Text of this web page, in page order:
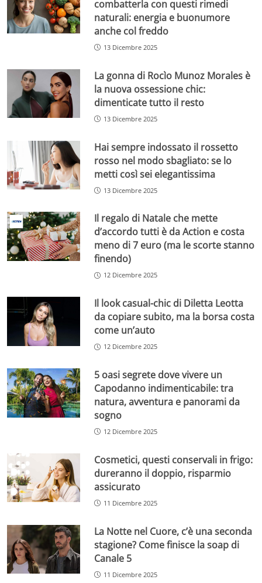
combatterla con questi rimedi
naturali: energia e buonumore
anche col freddo
13 Dicembre 2025
La gonna di Rocìo Munoz Morales è
la nuova ossessione chic:
dimenticate tutto il resto
13 Dicembre 2025
Hai sempre indossato il rossetto
rosso nel modo sbagliato: se lo
metti così sei elegantissima
13 Dicembre 2025
Il regalo di Natale che mette
d’accordo tutti è da Action e costa
meno di 7 euro (ma le scorte stanno
finendo)
12 Dicembre 2025
Il look casual-chic di Diletta Leotta
da copiare subito, ma la borsa costa
come un’auto
12 Dicembre 2025
5 oasi segrete dove vivere un
Capodanno indimenticabile: tra
natura, avventura e panorami da
sogno
12 Dicembre 2025
Cosmetici, questi conservali in frigo:
dureranno il doppio, risparmio
assicurato
11 Dicembre 2025
La Notte nel Cuore, c’è una seconda
stagione? Come finisce la soap di
Canale 5
11 Dicembre 2025